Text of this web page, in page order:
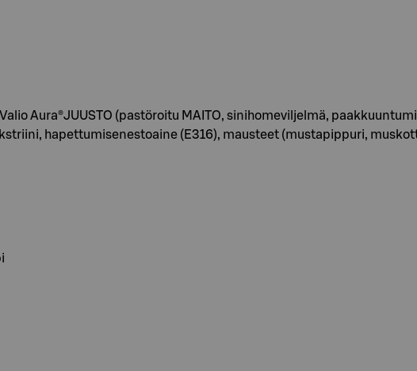
Aura®JUUSTO (pastöroitu MAITO, sinihomeviljelmä,
hapettumisenestoaine (E316), mausteet (mustapippuri,